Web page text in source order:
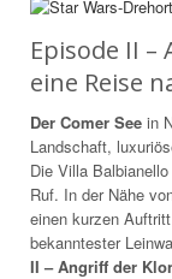
Episode II
eine Reise
Der Comer See in
Landschaft,
Die Villa
Ruf. In der Nähe
einen kurzen
bekanntester
II – Angriff der